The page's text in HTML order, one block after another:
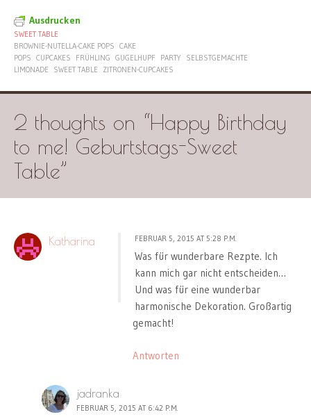
Ausdrucken
SWEET TABLE
BROWNIE-NUTELLA-CAKE POPS CAKE
POPS CUPCAKES FRÜHLING GUGELHUPF PARTY
SELBSTGEMACHTE
LIMONADE
SWEET TABLE ZITRONEN-CUPCAKES
2 thoughts on “Happy Birthday
to me! Geburtstags-Sweet
Table”
Katharina FEBRUAR 5, 2015 AT 5:28 P.M.
Was für wunderbare Rezpte. Ich
kann mich gar nicht entscheiden…
Und was für eine wunderbar
harmonische Dekoration. Großartig
gemacht!
Antworten
jadranka
FEBRUAR 5, 2015 AT 6:42 P.M.